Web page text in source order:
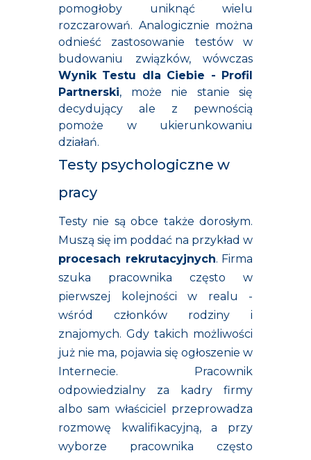
pomogłoby uniknąć wielu
rozczarowań. Analogicznie można
odnieść zastosowanie testów w
budowaniu związków, wówczas
Wynik Testu dla Ciebie - Profil
Partnerski, może nie stanie się
decydujący ale z pewnością
pomoże w ukierunkowaniu
działań.
Testy psychologiczne w
pracy
Testy nie są obce także dorosłym.
Muszą się im poddać na przykład w
procesach rekrutacyjnych. Firma
szuka pracownika często w
pierwszej kolejności w realu -
wśród członków rodziny i
znajomych. Gdy takich możliwości
już nie ma, pojawia się ogłoszenie w
Internecie. Pracownik
odpowiedzialny za kadry firmy
albo sam właściciel przeprowadza
rozmowę kwalifikacyjną, a przy
wyborze pracownika często